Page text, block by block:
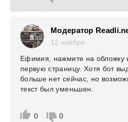
Модератор
12 ноября
0 0
Ефимия, нажмите на обложку
первую страницу. Хотя бот
больше нет сейчас, но
текст был уменьшен.